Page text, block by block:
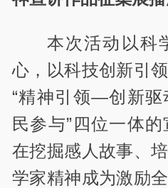
本次活动以科
心，以科技创新引
“精神引领—创新
民参与”四位一体
在挖掘感人故事、
学家精神成为激励